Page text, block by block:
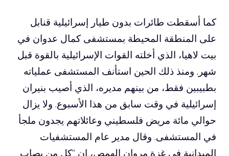
كما أسقطت طائرات بدون طيار إسرائيلية قنابل
على المنطقة المحيطة بمستشفى كمال عدوان في
بيت لاهيا، الذي أخلته القوات الإسرائيلية بالقوة قبل
شهر. ومنذ ذلك الحين استأنف المستشفى عملياته
بطبيبين فقط، من بينهم مديره، الذي أصيب بنيران
إسرائيلية في وقت سابق من هذا الأسبوع. ولا يزال
حوالي مائة مريض فلسطيني وعائلاتهم يجدون ملجأ
في المستشفى. وقال مدير عام المستشفيات
الميدانية في غزة مروان الهمص، إن “كل من يصاب